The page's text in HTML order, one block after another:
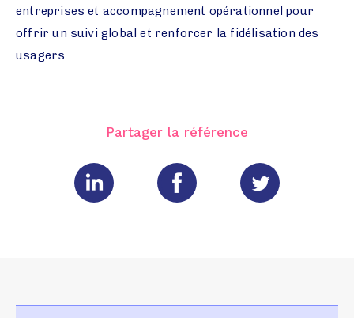
Partager la référence
entreprises et accompagnement opérationnel pour
offrir un suivi global et renforcer la fidélisation des
usagers.